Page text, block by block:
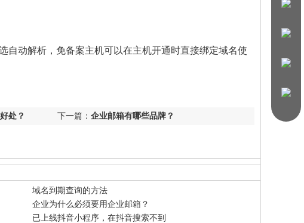
自动解析，免备案主机可以在主机开通时直接绑定域名使
下一篇： 企业邮箱有哪些品牌？
处？
域名到期查询的方法
企业为什么必须要用企业邮箱？
已上线抖音小程序，在抖音搜索不到